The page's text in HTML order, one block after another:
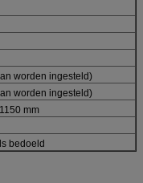
worden ingesteld)
worden ingesteld)
mm
bedoeld